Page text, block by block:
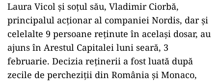
Laura Vicol și soțul său, Vladimir Ciorbă,
principalul acţionar al companiei Nordis, dar și
celelalte 9 persoane reținute în același dosar, au
ajuns în Arestul Capitalei luni seară, 3
februarie. Decizia reținerii a fost luată după
zecile de percheziții din România și Monaco,